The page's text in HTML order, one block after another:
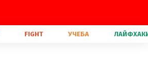
FIGHT УЧЕБА